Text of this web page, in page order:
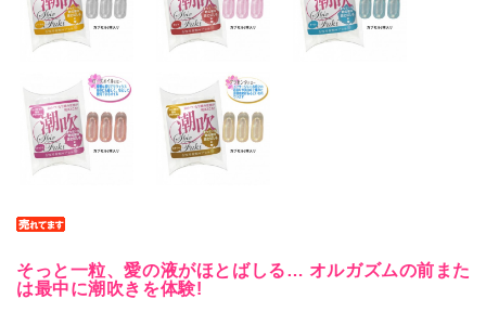
そっと一粒、愛の液がほとばしる… オルガズムの前また
は最中に潮吹きを体験!